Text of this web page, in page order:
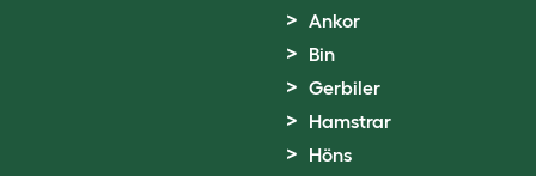
Ankor
Bin
Gerbiler
Hamstrar
Höns